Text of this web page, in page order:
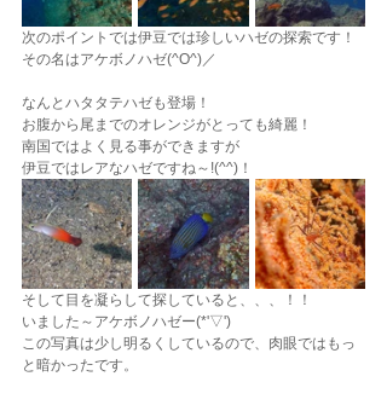
次のポイントでは伊豆では珍しいハゼの探索です！
その名はアケボノハゼ(^O^)／
なんとハタタテハゼも登場！
お腹から尾までのオレンジがとっても綺麗！
南国ではよく見る事ができますが
伊豆ではレアなハゼですね～!(^^)！
そして目を凝らして探していると、、、！！
いました～アケボノハゼー(*'▽')
この写真は少し明るくしているので、肉眼ではもっ
と暗かったです。